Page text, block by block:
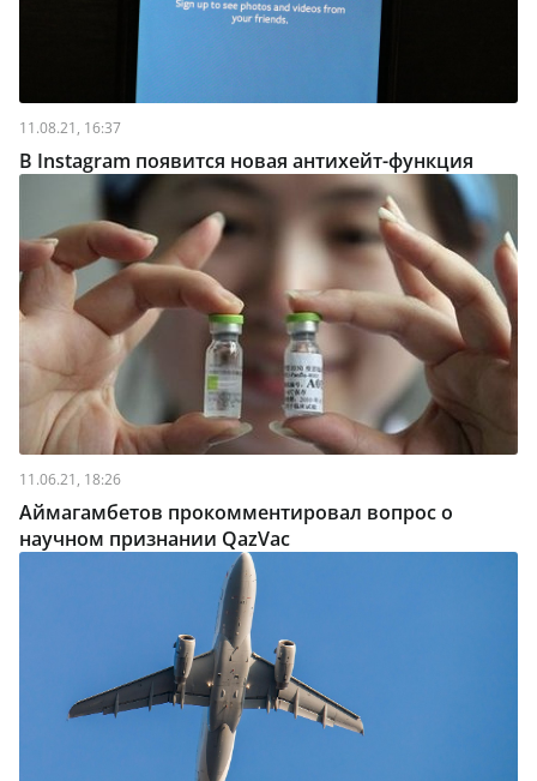
11.08.21, 16:37
В Instagram появится новая антихейт-функция
11.06.21, 18:26
Аймагамбетов прокомментировал вопрос о
научном признании QazVac